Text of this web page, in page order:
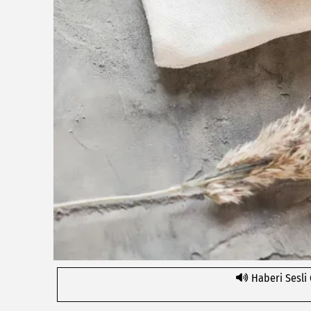
Haberi Sesli